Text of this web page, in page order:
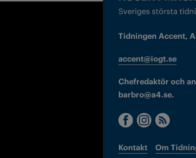
Sveriges största
Tidningen Accent,
accent@iogt.se
Chefredaktör och
barbro@a4.se.
Kontakt Om